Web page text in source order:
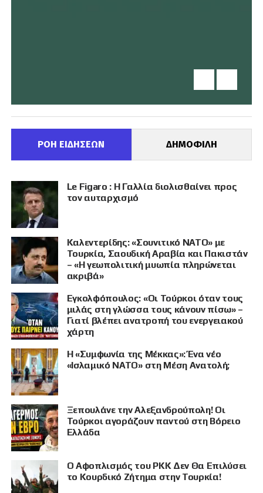
ΠΡΟΒΟΛΗ
ΡΟΗ ΕΙΔΗΣΕΩΝ ΔΗΜΟΦΙΛΗ
Le Figaro : Η Γαλλία διολισθαίνει προς
τον αυταρχισμό
Καλεντερίδης: «Σουνιτικό ΝΑΤΟ» με
Τουρκία, Σαουδική Αραβία και Πακιστάν
– «Η γεωπολιτική μυωπία πληρώνεται
ακριβά»
Εγκολφόπουλος: «Οι Τούρκοι όταν τους
μιλάς στη γλώσσα τους κάνουν πίσω» –
Γιατί βλέπει ανατροπή του ενεργειακού
χάρτη
Η «Συμφωνία της Μέκκας»: Ένα νέο
«Ισλαμικό ΝΑΤΟ» στη Μέση Ανατολή;
Ξεπουλάνε την Αλεξανδρούπολη! Οι
Τούρκοι αγοράζουν παντού στη Βόρειο
Ελλάδα
Ο Αφοπλισμός του PKK Δεν Θα Επιλύσει
το Κουρδικό Ζήτημα στην Τουρκία!